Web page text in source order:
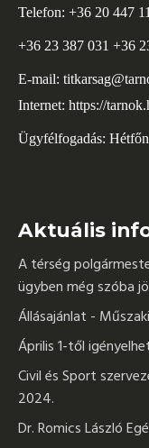
Telefon: +36 20 447
+36 23 387 031 +36
E-mail:
Internet: https://
Ügyfélfogadás:
Aktuális
A térség
ügyben még szóba
Állásajánlat -
Április 1-től
Civil és Sport
2024.
Dr. Romics László